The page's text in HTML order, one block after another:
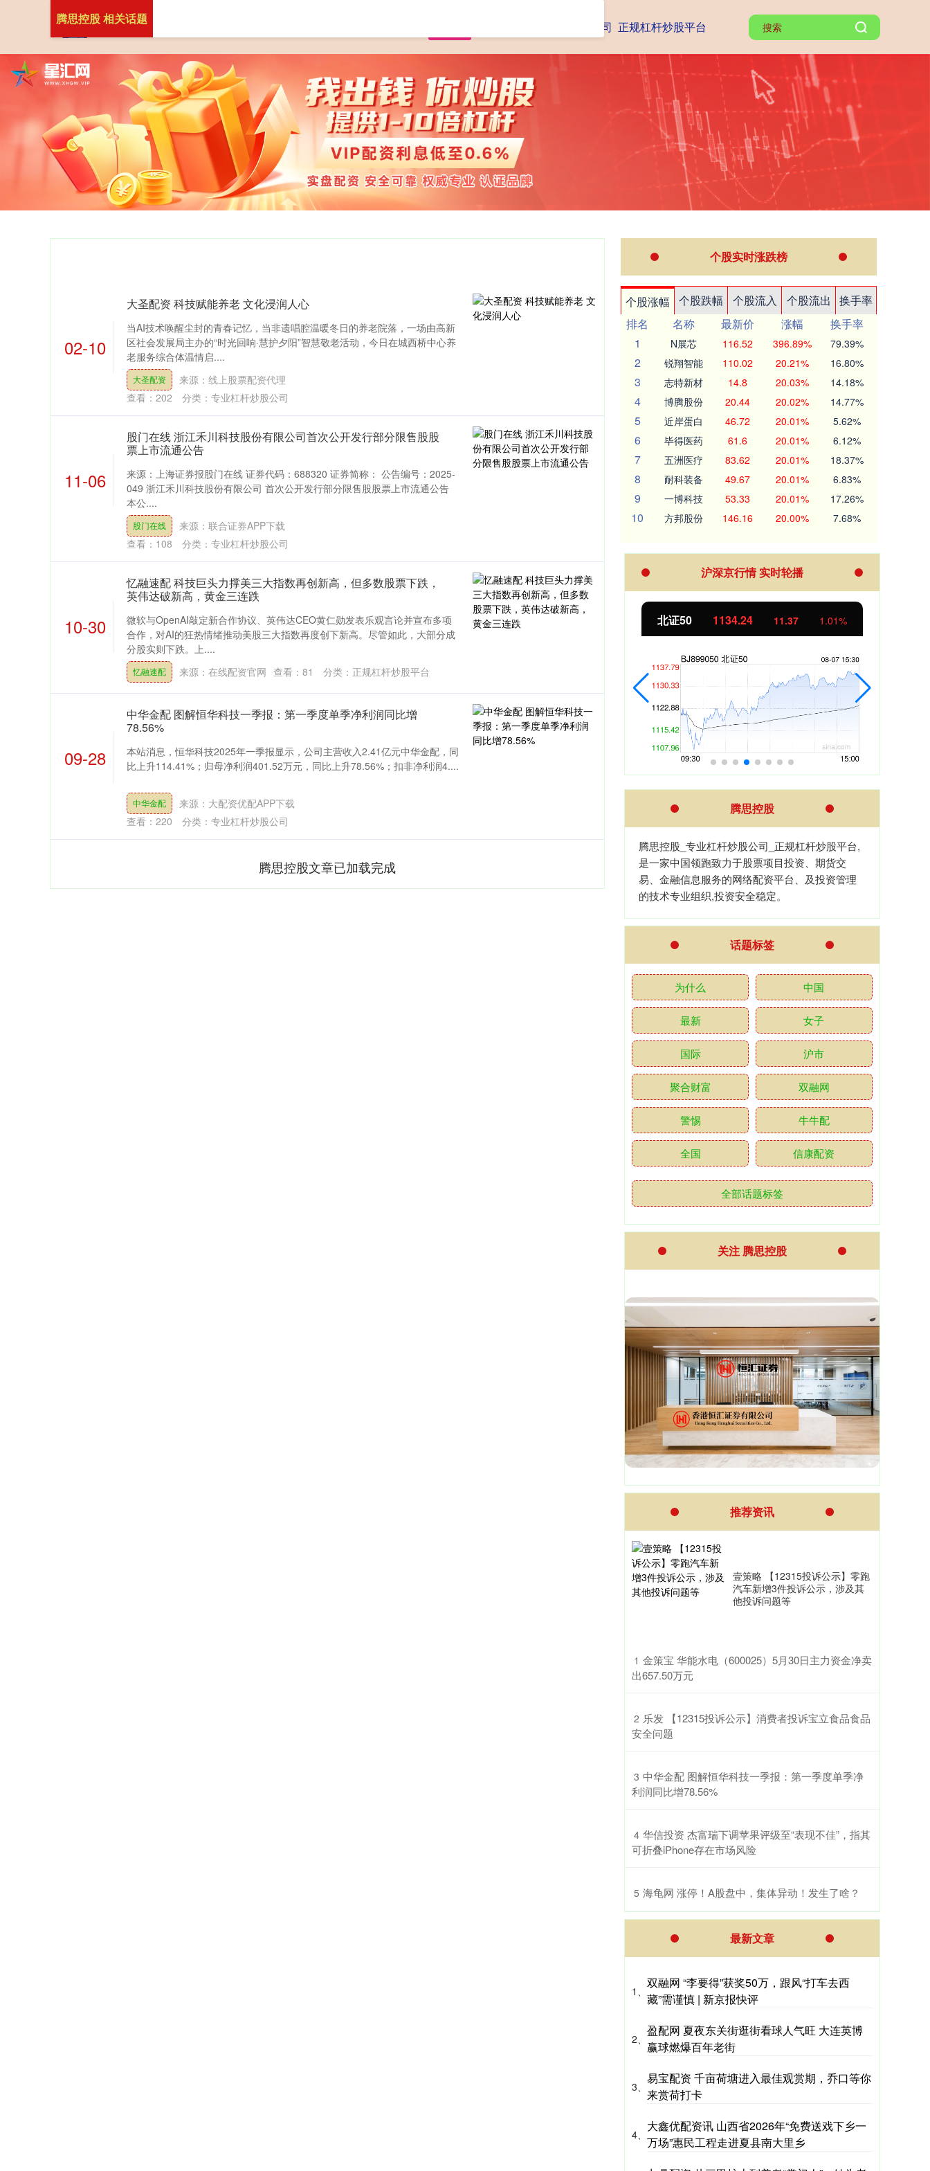
专业杠杆炒股公司 正规杠杆炒股平台
腾思控股 相关话题
02-10
大圣配资 科技赋能养老 文化浸润人心
当AI技术唤醒尘封的青春记忆，当非遗唱腔温暖冬日的养老院落，一场由高新
区社会发展局主办的“时光回响·慧护夕阳”智慧敬老活动，今日在城西桥中心养
老服务综合体温情启....
大圣配资
来源：线上股票配资代理
查看： 202 分类： 专业杠杆炒股公司
11-06
股门在线 浙江禾川科技股份有限公司首次公开发行部分限售股股
票上市流通公告
来源：上海证券报股门在线 证券代码：688320 证券简称： 公告编号：2025-
049 浙江禾川科技股份有限公司 首次公开发行部分限售股股票上市流通公告
本公....
股门在线
来源：联合证券APP下载
查看： 108 分类： 专业杠杆炒股公司
10-30
忆融速配 科技巨头力撑美三大指数再创新高，但多数股票下跌，
英伟达破新高，黄金三连跌
微软与OpenAI敲定新合作协议、英伟达CEO黄仁勋发表乐观言论并宣布多项
合作，对AI的狂热情绪推动美股三大指数再度创下新高。尽管如此，大部分成
分股实则下跌。上....
忆融速配 来源：在线配资官网 查看： 81 分类： 正规杠杆炒股平台
09-28
中华金配 图解恒华科技一季报：第一季度单季净利润同比增
78.56%
本站消息，恒华科技2025年一季报显示，公司主营收入2.41亿元中华金配，同
比上升114.41%；归母净利润401.52万元，同比上升78.56%；扣非净利润4....
中华金配
来源：大配资优配APP下载
查看： 220 分类： 专业杠杆炒股公司
腾思控股文章已加载完成
个股实时涨跌榜
个股涨幅 个股跌幅 个股流入 个股流出
换手率
排名
名称 最新价 涨幅
换手率
1
N展芯 116.52 396.89% 79.39%
2 锐翔智能 110.02 20.21% 16.80%
3 志特新材 14.8 20.03% 14.18%
4 博腾股份 20.44 20.02% 14.77%
5 近岸蛋白 46.72 20.01% 5.62%
6 毕得医药 61.6 20.01% 6.12%
7 五洲医疗 83.62 20.01% 18.37%
8 耐科装备 49.67 20.01% 6.83%
9 一博科技 53.33 20.01% 17.26%
10 方邦股份 146.16 20.00% 7.68%
沪深京行情 实时轮播
1.02% 深证成指 14311.01 200.89 1.42% 沪深300 4694.44 北证50 1134.24 11.37 1.01%
腾思控股
腾思控股_专业杠杆炒股公司_正规杠杆炒股平台,
是一家中国领跑致力于股票项目投资、期货交
易、金融信息服务的网络配资平台、及投资管理
的技术专业组织,投资安全稳定。
话题标签
为什么 中国
最新 女子
国际 沪市
聚合财富 双融网
警惕 牛牛配
全国 信康配资
全部话题标签
关注 腾思控股
推荐资讯
壹策略 【12315投诉公示】零跑
汽车新增3件投诉公示，涉及其
他投诉问题等
1 ​金策宝 华能水电（600025）5月30日主力资金净卖
出657.50万元
2 ​乐发 【12315投诉公示】消费者投诉宝立食品食品
安全问题
3 ​中华金配 图解恒华科技一季报：第一季度单季净
利润同比增78.56%
4 ​华信投资 杰富瑞下调苹果评级至“表现不佳”，指其
可折叠iPhone存在市场风险
5 ​海龟网 涨停！A股盘中，集体异动！发生了啥？
最新文章
1、
双融网 “李要得”获奖50万，跟风“打车去西
藏”需谨慎 | 新京报快评
2、
盈配网 夏夜东关街逛街看球人气旺 大连英博
赢球燃爆百年老街
3、
易宝配资 千亩荷塘进入最佳观赏期，乔口等你
来赏荷打卡
4、
大鑫优配资讯 山西省2026年“免费送戏下乡一
万场”惠民工程走进夏县南大里乡